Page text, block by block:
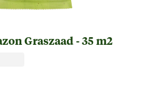
Graszaad - 35 m2